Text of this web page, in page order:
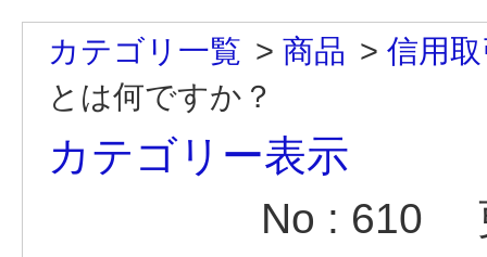
カテゴリ一覧 > 商品 > 信用
とは何ですか？
カテゴリー表示
No : 610